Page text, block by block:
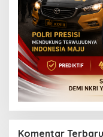
Komentar Terbaru